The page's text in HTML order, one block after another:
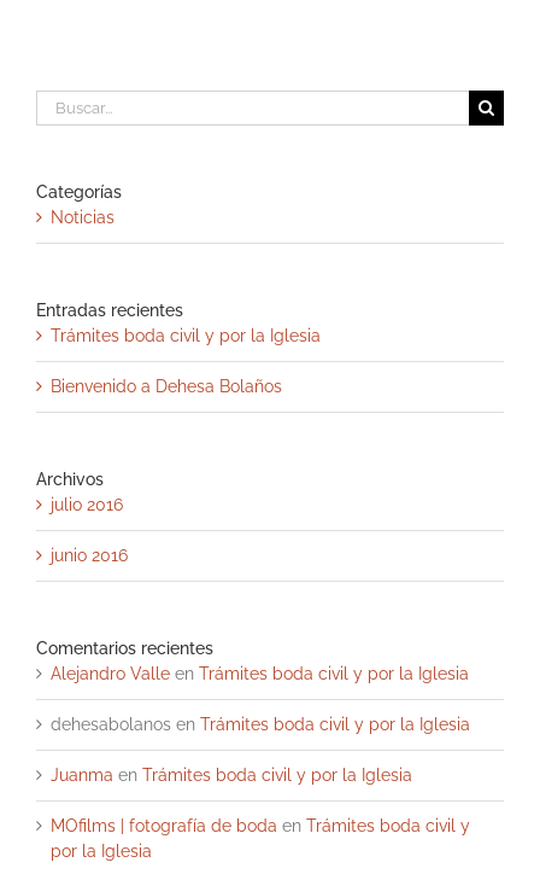
Buscar:
Categorías
Noticias
Entradas recientes
Trámites boda civil y por la Iglesia
Bienvenido a Dehesa Bolaños
Archivos
julio 2016
junio 2016
Comentarios recientes
Alejandro Valle en Trámites boda civil y por la Iglesia
dehesabolanos en Trámites boda civil y por la Iglesia
Juanma en Trámites boda civil y por la Iglesia
MOfilms | fotografía de boda en Trámites boda civil y
por la Iglesia